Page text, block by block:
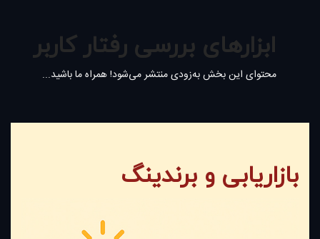
ابزارهای بررسی رفتار کاربر
محتوای این بخش به‌زودی منتشر می‌شود! همراه ما باشید...
بازاریابی و برندینگ